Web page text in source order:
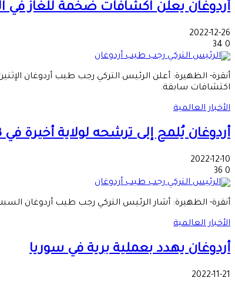
أردوغان يعلن اكشافات ضخمة للغاز في
2022-12-26
0
اكتشافات سابقة.
الأخبار العالمية
أردوغان يُلمح إلى ترشحه لولاية أخيرة في 2023
2022-12-10
0
أنقرة- الظهيرة: أشار الرئيس التركي رجب طيب أردوغان
الأخبار العالمية
أردوغان يهدد بعملية برية في سوريا
2022-11-21